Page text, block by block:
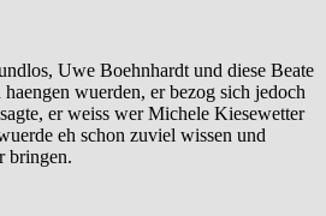
Uwe Boehnhardt und diese Beate
wuerden, er bezog sich jedoch
er weiss wer Michele Kiesewetter
eh schon zuviel wissen und
bringen.